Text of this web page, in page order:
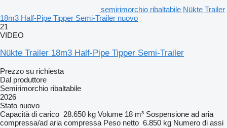
semirimorchio ribaltabile Nükte Trailer
18m3 Half-Pipe Tipper Semi-Trailer nuovo
21
VIDEO
Nükte Trailer 18m3 Half-Pipe Tipper Semi-Trailer
Prezzo su richiesta
Dal produttore
Semirimorchio ribaltabile
2026
Stato nuovo
Capacità di carico 28.650 kg Volume 18 m³ Sospensione ad aria
compressa/ad aria compressa Peso netto 6.850 kg Numero di assi